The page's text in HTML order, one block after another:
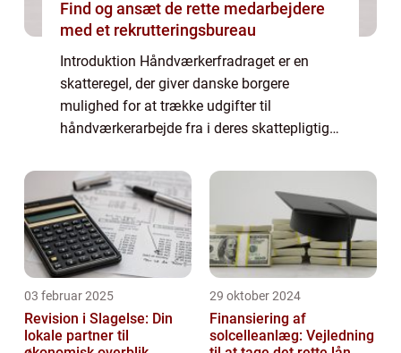
Find og ansæt de rette medarbejdere
med et rekrutteringsbureau
Introduktion Håndværkerfradraget er en
skatteregel, der giver danske borgere
mulighed for at trække udgifter til
håndværkerarbejde fra i deres skattepligtige
private boligejere og investorer, der ønsker
a...
03 februar 2025
Revision i Slagelse: Din
lokale partner til
29 oktober 2024
Finansiering af
solcelleanlæg: Vejledning